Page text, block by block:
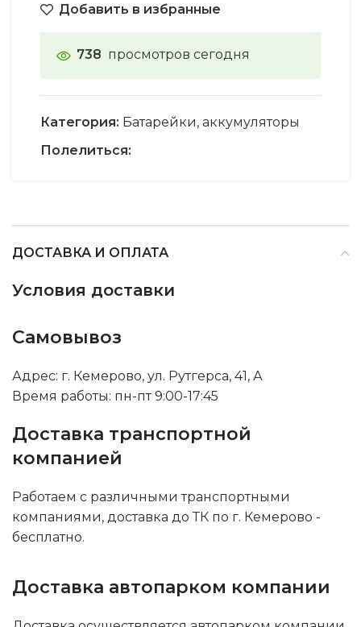
Добавить в избранные
738 просмотров сегодня
Категория: Батарейки, аккумуляторы
Полелиться:
ДОСТАВКА И ОПЛАТА
Условия доставки
Самовывоз
Адрес: г. Кемерово, ул. Рутгерса, 41, А
Время работы: пн-пт 9:00-17:45
Доставка транспортной
компанией
Работаем с различными транспортными
компаниями, доставка до ТК по г. Кемерово -
бесплатно.
Доставка автопарком компании